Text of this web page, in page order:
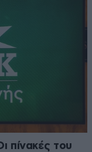
πίνακές του